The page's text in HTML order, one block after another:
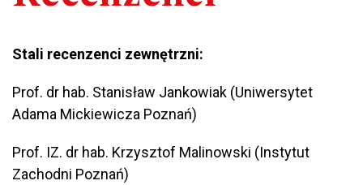
Stali recenzenci zewnętrzni:
Prof. dr hab. Stanisław Jankowiak (Uniwersytet
Adama Mickiewicza Poznań)
Prof. IZ. dr hab. Krzysztof Malinowski (Instytut
Zachodni Poznań)